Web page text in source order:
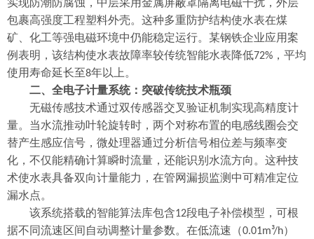
实现防潮防腐蚀，中层采用金属屏蔽罩隔离电磁干扰，外层
包裹高强度工程塑料外壳。这种多重防护结构使水表在煤
矿、化工等强电磁环境中仍能稳定运行。某钢铁企业应用案
例表明，该结构使水表故障率较传统智能水表降低72% ，平均
使用寿命延长至8年以上。
二、全电子计量系统：突破传统技术瓶颈
无磁传感技术通过双传感器交叉验证机制实现高精度计
量。当水流推动叶轮旋转时，两个对称布置的电感线圈会交
替产生感应信号，微处理器通过分析信号相位差与频率变
化，不仅能精确计算瞬时流量，还能识别水流方向。这种技
术使水表具备双向计量能力，在管网漏损监测中可精准定位
漏水点。
该系统搭载的智能算法库包含12段电子补偿模型，可根
据不同流速区间自动调整计量参数。在低流速（0.01m³/h）